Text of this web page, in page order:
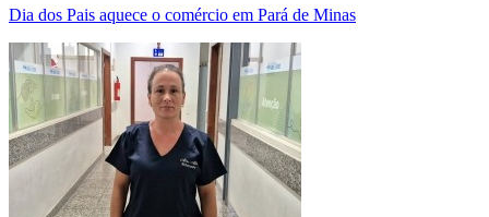
Dia dos Pais aquece o comércio em Pará de Minas